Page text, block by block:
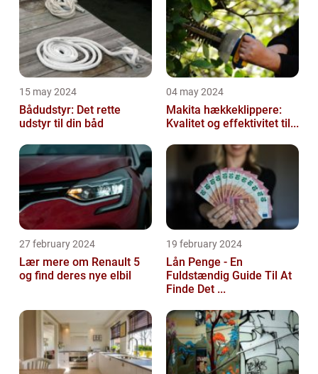
15 may 2024
Bådudstyr: Det rette
udstyr til din båd
04 may 2024
Makita hækkeklippere:
Kvalitet og effektivitet til...
27 february 2024
Lær mere om Renault 5
og find deres nye elbil
19 february 2024
Lån Penge - En
Fuldstændig Guide Til At
Finde Det ...